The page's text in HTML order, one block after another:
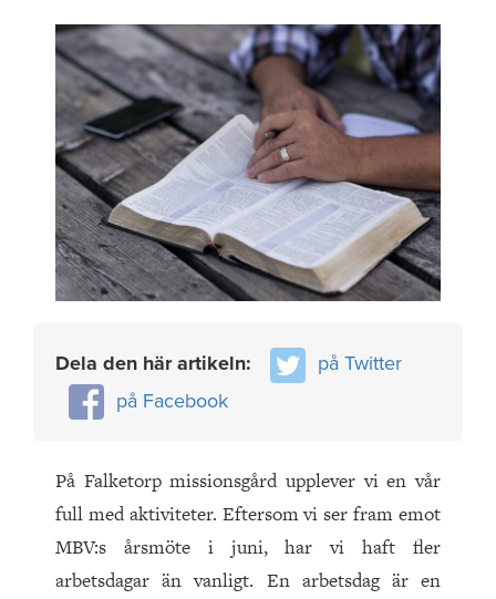
Dela den här artikeln:
på Twitter
på Facebook
På Falketorp missionsgård upplever vi en vår
full med aktiviteter. Eftersom vi ser fram emot
MBV:s årsmöte i juni, har vi haft fler
arbetsdagar än vanligt. En arbetsdag är en